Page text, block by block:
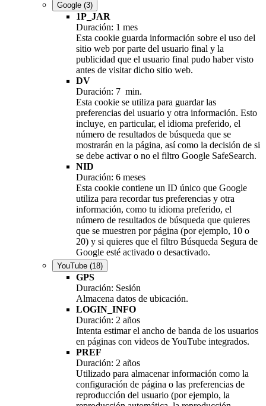
Google (3)
1P_JAR
Duración: 1 mes
Esta cookie guarda información sobre el uso del
sitio web por parte del usuario final y la
publicidad que el usuario final pudo haber visto
antes de visitar dicho sitio web.
DV
Duración: 7 min.
Esta cookie se utiliza para guardar las
preferencias del usuario y otra información. Esto
incluye, en particular, el idioma preferido, el
número de resultados de búsqueda que se
mostrarán en la página, así como la decisión de si
se debe activar o no el filtro Google SafeSearch.
NID
Duración: 6 meses
Esta cookie contiene un ID único que Google
utiliza para recordar tus preferencias y otra
información, como tu idioma preferido, el
número de resultados de búsqueda que quieres
que se muestren por página (por ejemplo, 10 o
20) y si quieres que el filtro Búsqueda Segura de
Google esté activado o desactivado.
YouTube (18)
GPS
Duración: Sesión
Almacena datos de ubicación.
LOGIN_INFO
Duración: 2 años
Intenta estimar el ancho de banda de los usuarios
en páginas con videos de YouTube integrados.
PREF
Duración: 2 años
Utilizado para almacenar información como la
configuración de página o las preferencias de
reproducción del usuario (por ejemplo, la